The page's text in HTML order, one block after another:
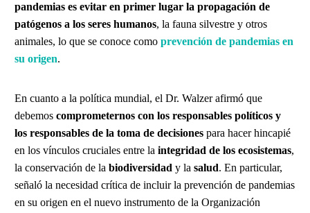
pandemias es evitar en primer lugar la propagación de
patógenos a los seres humanos, la fauna silvestre y otros
animales, lo que se conoce como prevención de pandemias en
su origen.
En cuanto a la política mundial, el Dr. Walzer afirmó que
debemos comprometernos con los responsables políticos y
los responsables de la toma de decisiones para hacer hincapié
en los vínculos cruciales entre la integridad de los ecosistemas,
la conservación de la biodiversidad y la salud. En particular,
señaló la necesidad crítica de incluir la prevención de pandemias
en su origen en el nuevo instrumento de la Organización